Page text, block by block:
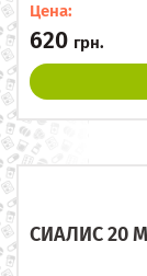
Цена:
620 грн.
СИАЛИС 20